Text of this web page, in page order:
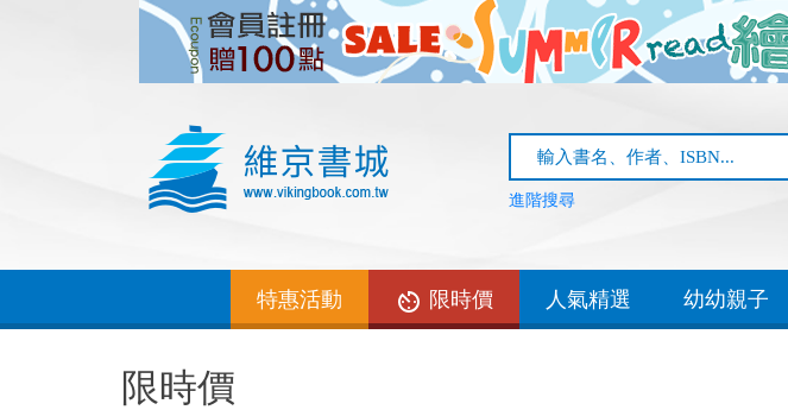
進階搜尋
特惠活動 限時價 人氣精選 幼幼親子
限時價